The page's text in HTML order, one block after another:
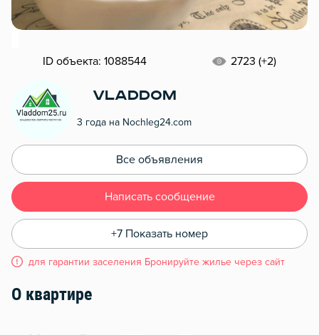
ID объекта: 1088544 2723 (+2)
Vladdom
3 года на Nochleg24.com
Все объявления
Написать сообщение
+7 Показать номер
для гарантии заселения Бронируйте жилье через сайт
О квартире